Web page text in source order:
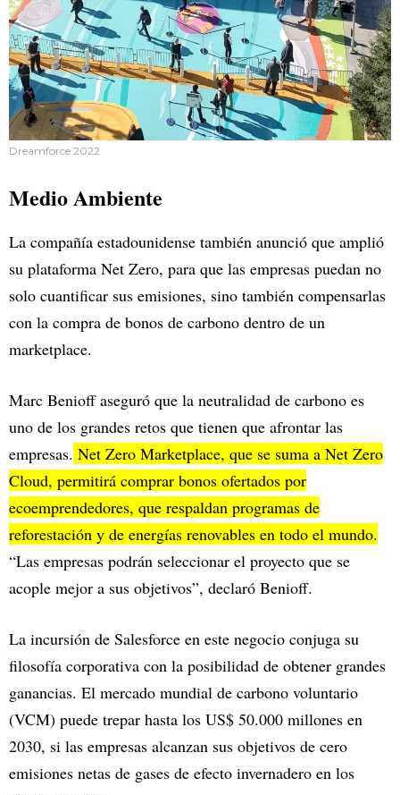
Dreamforce 2022
Medio Ambiente
La compañía estadounidense también anunció que amplió
su plataforma Net Zero, para que las empresas puedan no
solo cuantificar sus emisiones, sino también compensarlas
con la compra de bonos de carbono dentro de un
marketplace.
Marc Benioff aseguró que la neutralidad de carbono es
uno de los grandes retos que tienen que afrontar las
empresas. Net Zero Marketplace, que se suma a Net Zero
Cloud, permitirá comprar bonos ofertados por
ecoemprendedores, que respaldan programas de
reforestación y de energías renovables en todo el mundo.
“Las empresas podrán seleccionar el proyecto que se
acople mejor a sus objetivos”, declaró Benioff.
La incursión de Salesforce en este negocio conjuga su
filosofía corporativa con la posibilidad de obtener grandes
ganancias. El mercado mundial de carbono voluntario
(VCM) puede trepar hasta los US$ 50.000 millones en
2030, si las empresas alcanzan sus objetivos de cero
emisiones netas de gases de efecto invernadero en los